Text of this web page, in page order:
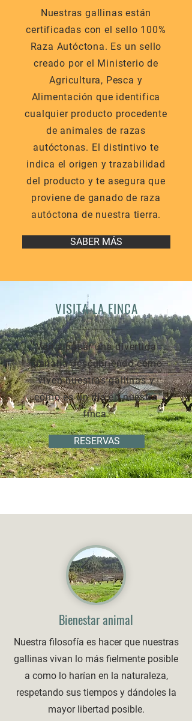
Nuestras gallinas están
certificadas con el sello 100%
Raza Autóctona. Es un sello
creado por el Ministerio de
Agricultura, Pesca y
Alimentación que identifica
cualquier producto procedente
de animales de razas
autóctonas. El distintivo te
indica el origen y trazabilidad
del producto y te asegura que
proviene de ganado de raza
autóctona de nuestra tierra.
SABER MÁS
VISITA LA FINCA
Ven a pasar una divertida
mañana descubriendo cómo
viven nuestras gallinas y
cómo es un día en nuestra
finca.
RESERVAS
Bienestar animal
Nuestra filosofía es hacer que nuestras
gallinas vivan lo más fielmente posible
a como lo harían en la naturaleza,
respetando sus tiempos y dándoles la
mayor libertad posible.